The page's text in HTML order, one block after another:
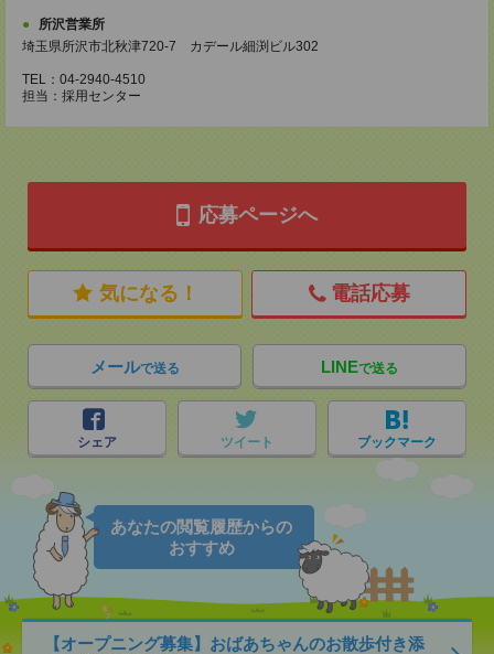
所沢営業所
埼玉県所沢市北秋津720-7 カデール細渕ビル302
TEL：04-2940-4510
担当：採用センター
応募ページへ
気になる！ 電話応募
メールで送る LINEで送る
シェア ツイート ブックマーク
あなたの閲覧履歴からの
おすすめ
【オープニング募集】おばあちゃんのお散歩付き添